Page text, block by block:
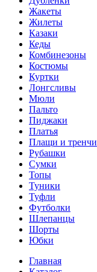
Жакеты
Жилеты
Казаки
Кеды
Комбинезоны
Костюмы
Куртки
Лонгсливы
Мюли
Пальто
Пиджаки
Платья
Плащи и тренчи
Рубашки
Сумки
Топы
Туники
Туфли
Футболки
Шлепанцы
Шорты
Юбки
Главная